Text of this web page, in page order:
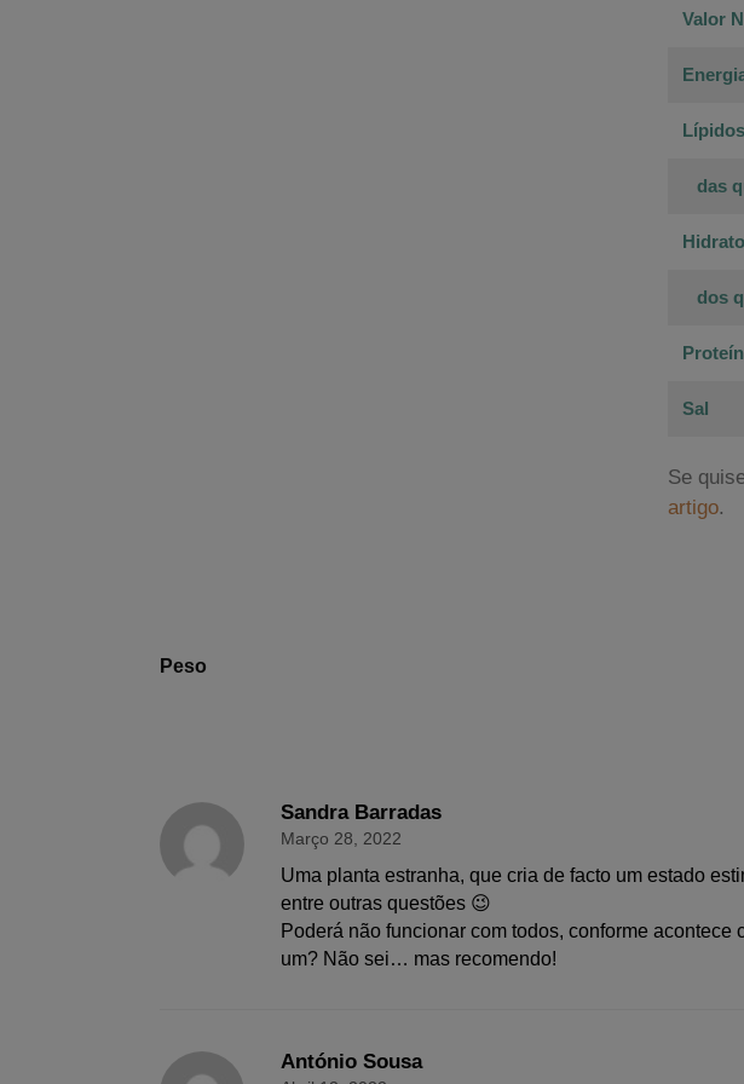
Valor
Lípidos
das
dos
Sal
Se
artigo.
Peso
Sandra Barradas
Março 28, 2022
Uma planta estranha, que cria de facto um estado
entre outras questões 😉
Poderá não funcionar com todos, conforme
um? Não sei… mas recomendo!
António Sousa